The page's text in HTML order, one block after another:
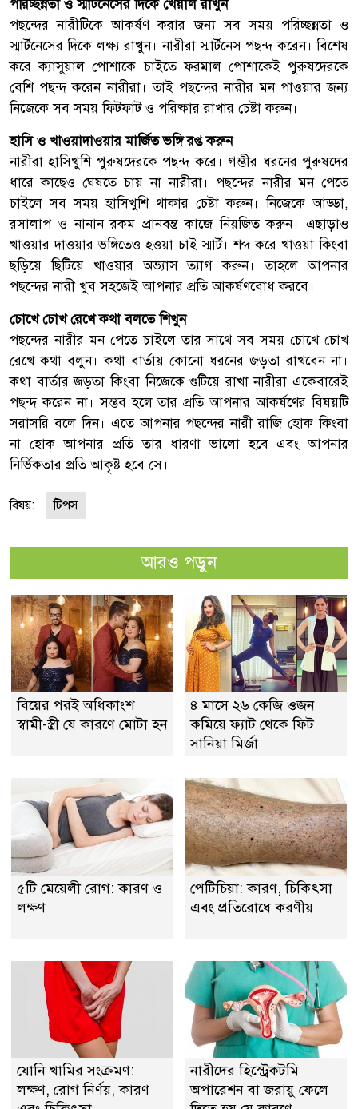
পরিচ্ছন্নতা ও স্মার্টনেসের দিকে খেয়াল রাখুন
পছন্দের নারীটিকে আকর্ষণ করার জন্য সব সময় পরিচ্ছন্নতা ও
স্মার্টনেসের দিকে লক্ষ্য রাখুন। নারীরা স্মার্টনেস পছন্দ করেন। বিশেষ
করে ক্যাসুয়াল পোশাকে চাইতে ফরমাল পোশাকেই পুরুষদেরকে
বেশি পছন্দ করেন নারীরা। তাই পছন্দের নারীর মন পাওয়ার জন্য
নিজেকে সব সময় ফিটফাট ও পরিষ্কার রাখার চেষ্টা করুন।
হাসি ও খাওয়াদাওয়ার মার্জিত ভঙ্গি রপ্ত করুন
নারীরা হাসিখুশি পুরুষদেরকে পছন্দ করে। গম্ভীর ধরনের পুরুষদের
ধারে কাছেও ঘেষতে চায় না নারীরা। পছন্দের নারীর মন পেতে
চাইলে সব সময় হাসিখুশি থাকার চেষ্টা করুন। নিজেকে আড্ডা,
রসালাপ ও নানান রকম প্রানবন্ত কাজে নিয়জিত করুন। এছাড়াও
খাওয়ার দাওয়ার ভঙ্গিতেও হওয়া চাই স্মার্ট। শব্দ করে খাওয়া কিংবা
ছড়িয়ে ছিটিয়ে খাওয়ার অভ্যাস ত্যাগ করুন। তাহলে আপনার
পছন্দের নারী খুব সহজেই আপনার প্রতি আকর্ষণবোধ করবে।
চোখে চোখ রেখে কথা বলতে শিখুন
পছন্দের নারীর মন পেতে চাইলে তার সাথে সব সময় চোখে চোখ
রেখে কথা বলুন। কথা বার্তায় কোনো ধরনের জড়তা রাখবেন না।
কথা বার্তার জড়তা কিংবা নিজেকে গুটিয়ে রাখা নারীরা একেবারেই
পছন্দ করেন না। সম্ভব হলে তার প্রতি আপনার আকর্ষণের বিষয়টি
সরাসরি বলে দিন। এতে আপনার পছন্দের নারী রাজি হোক কিংবা
না হোক আপনার প্রতি তার ধারণা ভালো হবে এবং আপনার
নির্ভিকতার প্রতি আকৃষ্ট হবে সে।
বিষয়: টিপস
আরও পড়ুন
বিয়ের পরই অধিকাংশ
স্বামী-স্ত্রী যে কারণে মোটা হন
৪ মাসে ২৬ কেজি ওজন
কমিয়ে ফ্যাট থেকে ফিট
সানিয়া মির্জা
৫টি মেয়েলী রোগ: কারণ ও
লক্ষণ
পেটিচিয়া: কারণ, চিকিৎসা
এবং প্রতিরোধে করণীয়
যোনি খামির সংক্রমণ:
লক্ষণ, রোগ নির্ণয়, কারণ
নারীদের হিস্ট্রেকটমি
অপারেশন বা জরায়ু ফেলে